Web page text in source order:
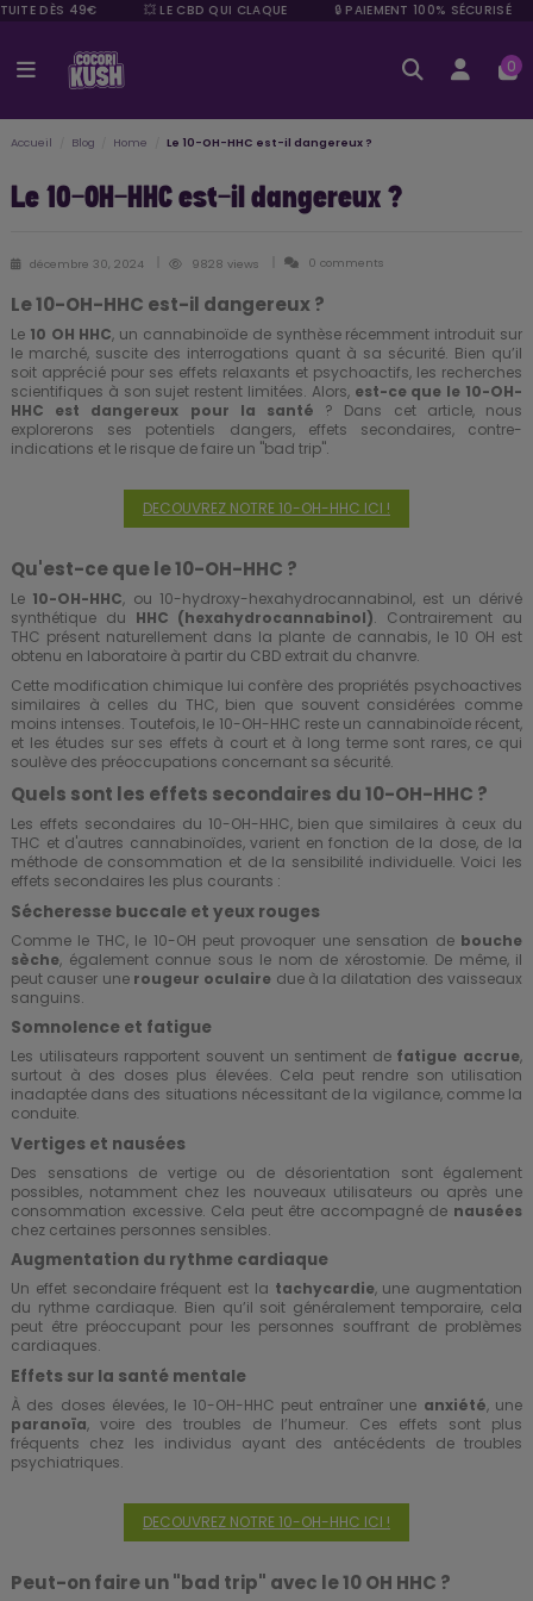
DÈS 49€ 💥 LE CBD QUI CLAQUE 🔒 PAIEMENT 100% SÉCURISÉ
0
Accueil Blog Home Le 10-OH-HHC est-il dangereux ?
Le 10-OH-HHC est-il dangereux ?
décembre 30, 2024 9828 views 0 comments
Le 10-OH-HHC est-il dangereux ?
Le 10 OH HHC, un cannabinoïde de synthèse récemment introduit sur
le marché, suscite des interrogations quant à sa sécurité. Bien qu’il
soit apprécié pour ses effets relaxants et psychoactifs, les recherches
scientifiques à son sujet restent limitées. Alors, est-ce que le 10-OH-
HHC est dangereux pour la santé ? Dans cet article, nous
explorerons ses potentiels dangers, effets secondaires, contre-
indications et le risque de faire un "bad trip".
DECOUVREZ NOTRE 10-OH-HHC ICI !
Qu'est-ce que le 10-OH-HHC ?
Le 10-OH-HHC, ou 10-hydroxy-hexahydrocannabinol, est un dérivé
synthétique du HHC (hexahydrocannabinol). Contrairement au
THC présent naturellement dans la plante de cannabis, le 10 OH est
obtenu en laboratoire à partir du CBD extrait du chanvre.
Cette modification chimique lui confère des propriétés psychoactives
similaires à celles du THC, bien que souvent considérées comme
moins intenses. Toutefois, le 10-OH-HHC reste un cannabinoïde récent,
et les études sur ses effets à court et à long terme sont rares, ce qui
soulève des préoccupations concernant sa sécurité.
Quels sont les effets secondaires du 10-OH-HHC ?
Les effets secondaires du 10-OH-HHC, bien que similaires à ceux du
THC et d'autres cannabinoïdes, varient en fonction de la dose, de la
méthode de consommation et de la sensibilité individuelle. Voici les
effets secondaires les plus courants :
Sécheresse buccale et yeux rouges
Comme le THC, le 10-OH peut provoquer une sensation de bouche
sèche, également connue sous le nom de xérostomie. De même, il
peut causer une rougeur oculaire due à la dilatation des vaisseaux
sanguins.
Somnolence et fatigue
Les utilisateurs rapportent souvent un sentiment de fatigue accrue,
surtout à des doses plus élevées. Cela peut rendre son utilisation
inadaptée dans des situations nécessitant de la vigilance, comme la
conduite.
Vertiges et nausées
Des sensations de vertige ou de désorientation sont également
possibles, notamment chez les nouveaux utilisateurs ou après une
consommation excessive. Cela peut être accompagné de nausées
chez certaines personnes sensibles.
Augmentation du rythme cardiaque
Un effet secondaire fréquent est la tachycardie, une augmentation
du rythme cardiaque. Bien qu’il soit généralement temporaire, cela
peut être préoccupant pour les personnes souffrant de problèmes
cardiaques.
Effets sur la santé mentale
À des doses élevées, le 10-OH-HHC peut entraîner une anxiété, une
paranoïa, voire des troubles de l’humeur. Ces effets sont plus
fréquents chez les individus ayant des antécédents de troubles
psychiatriques.
DECOUVREZ NOTRE 10-OH-HHC ICI !
Peut-on faire un "bad trip" avec le 10 OH HHC ?